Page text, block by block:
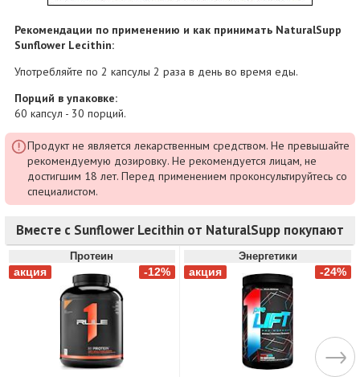
Рекомендации по применению и как принимать NaturalSupp
Sunflower Lecithin:
Употребляйте по 2 капсулы 2 раза в день во время еды.
Порций в упаковке:
60 капсул - 30 порций.
Продукт не является лекарственным средством. Не превышайте
рекомендуемую дозировку. Не рекомендуется лицам, не
достигшим 18 лет. Перед применением проконсультируйтесь со
специалистом.
Вместе с Sunflower Lecithin от NaturalSupp покупают
Протеин Энергетики